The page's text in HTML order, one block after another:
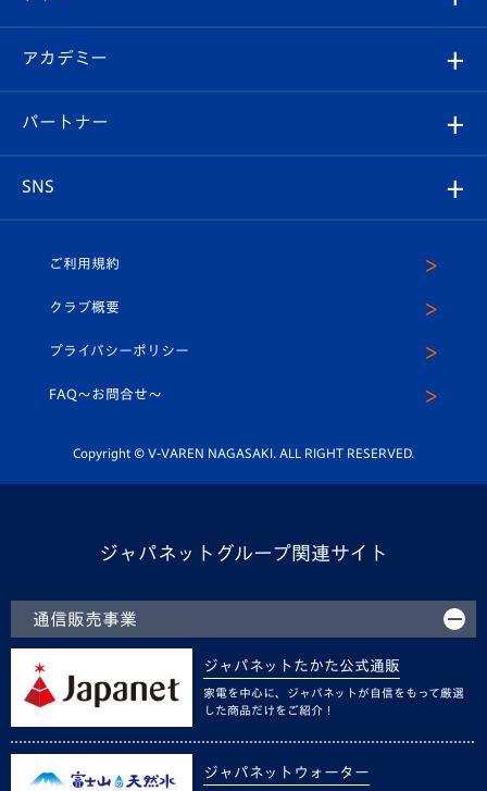
チケット
イベント
メディア
ホームタウン
スタッフプロフィール
マスコット紹介
平和祈念活動
ホームタウン活動
Revive Team
ヴィヴィくんの長崎おもてなしガイド
フォトギャラリー
スタジアムグルメ
V-LOVERS（ファンクラブ）
プレイヤーズスイート
オンラインショップ
店舗情報
アカデミー
育成からのお知らせ
U-18
スクール
パートナー
SNS
ヴィヴィくんインスタグラム
公式LINE＠
ご利用規約
クラブ概要
プライバシーポリシー
FAQ〜お問合せ〜
Copyright © V-VAREN NAGASAKI. ALL RIGHT RESERVED.
ジャパネットグループ関連サイト
通信販売事業
ジャパネットたかた公式通販
家電を中心に、ジャパネットが自信をもって厳選
した商品だけをご紹介！
ジャパネットウォーター